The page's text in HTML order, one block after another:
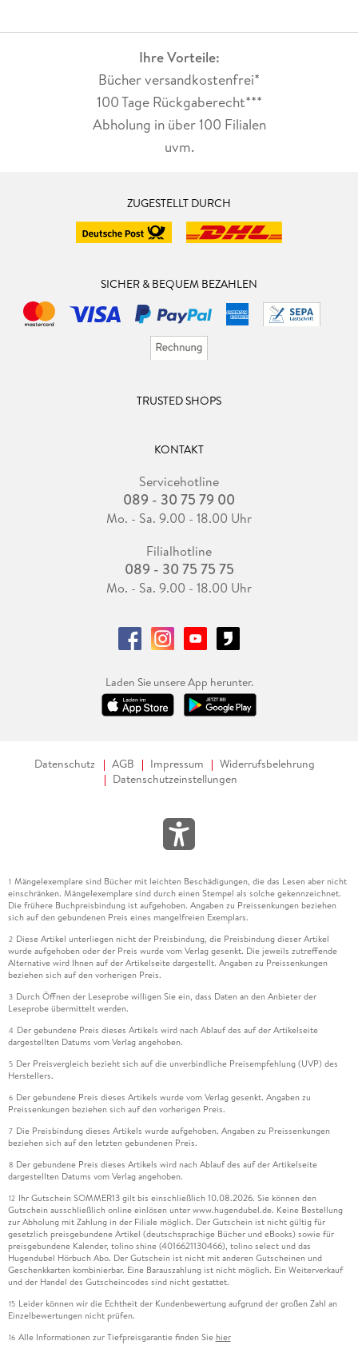
Ihre Vorteile:
Bücher versandkostenfrei*
100 Tage Rückgaberecht***
Abholung in über 100 Filialen
uvm.
ZUGESTELLT DURCH
SICHER & BEQUEM BEZAHLEN
TRUSTED SHOPS
KONTAKT
Servicehotline
089 - 30 75 79 00
Mo. - Sa. 9.00 - 18.00 Uhr
Filialhotline
089 - 30 75 75 75
Mo. - Sa. 9.00 - 18.00 Uhr
Laden Sie unsere App herunter.
Datenschutz AGB Impressum
Widerrufsbelehrung
Datenschutzeinstellungen
1 Mängelexemplare sind Bücher mit leichten Beschädigungen, die das Lesen aber nicht
einschränken. Mängelexemplare sind durch einen Stempel als solche gekennzeichnet.
Die frühere Buchpreisbindung ist aufgehoben. Angaben zu Preissenkungen beziehen
sich auf den gebundenen Preis eines mangelfreien Exemplars.
2 Diese Artikel unterliegen nicht der Preisbindung, die Preisbindung dieser Artikel
wurde aufgehoben oder der Preis wurde vom Verlag gesenkt. Die jeweils zutreffende
Alternative wird Ihnen auf der Artikelseite dargestellt. Angaben zu Preissenkungen
beziehen sich auf den vorherigen Preis.
3 Durch Öffnen der Leseprobe willigen Sie ein, dass Daten an den Anbieter der
Leseprobe übermittelt werden.
4 Der gebundene Preis dieses Artikels wird nach Ablauf des auf der Artikelseite
dargestellten Datums vom Verlag angehoben.
5 Der Preisvergleich bezieht sich auf die unverbindliche Preisempfehlung (UVP) des
Herstellers.
6 Der gebundene Preis dieses Artikels wurde vom Verlag gesenkt. Angaben zu
Preissenkungen beziehen sich auf den vorherigen Preis.
7 Die Preisbindung dieses Artikels wurde aufgehoben. Angaben zu Preissenkungen
beziehen sich auf den letzten gebundenen Preis.
8 Der gebundene Preis dieses Artikels wird nach Ablauf des auf der Artikelseite
dargestellten Datums vom Verlag angehoben.
12 Ihr Gutschein SOMMER13 gilt bis einschließlich 10.08.2026. Sie können den
Gutschein ausschließlich online einlösen unter www.hugendubel.de. Keine Bestellung
zur Abholung mit Zahlung in der Filiale möglich. Der Gutschein ist nicht gültig für
gesetzlich preisgebundene Artikel (deutschsprachige Bücher und eBooks) sowie für
preisgebundene Kalender, tolino shine (4016621130466), tolino select und das
Hugendubel Hörbuch Abo. Der Gutschein ist nicht mit anderen Gutscheinen und
Geschenkkarten kombinierbar. Eine Barauszahlung ist nicht möglich. Ein Weiterverkauf
und der Handel des Gutscheincodes sind nicht gestattet.
15 Leider können wir die Echtheit der Kundenbewertung aufgrund der großen Zahl an
Einzelbewertungen nicht prüfen.
16 Alle Informationen zur Tiefpreisgarantie finden Sie hier